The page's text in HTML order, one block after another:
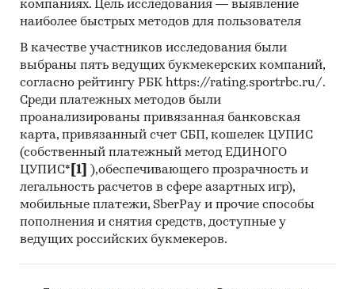
компаниях. Цель исследования — выявление
наиболее быстрых методов для пользователя
В качестве участников исследования были
выбраны пять ведущих букмекерских компаний,
согласно рейтингу РБК https://rating.sportrbc.ru/.
Среди платежных методов были
проанализированы привязанная банковская
карта, привязанный счет СБП, кошелек ЦУПИС
(собственный платежный метод ЕДИНОГО
ЦУПИС* [1]
),обеспечивающего прозрачность и
легальность расчетов в сфере азартных игр),
мобильные платежи, SberPay и прочие способы
пополнения и снятия средств, доступные у
ведущих российских букмекеров.